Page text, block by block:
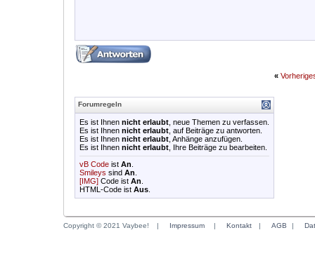
«
Forumregeln
Es ist Ihnen nicht erlaubt , neue Themen zu verfassen.
Es ist Ihnen nicht erlaubt , auf Beiträge zu antworten.
Es ist Ihnen nicht erlaubt , Anhänge anzufügen.
Es ist Ihnen nicht erlaubt , Ihre Beiträge zu bearbeiten.
vB Code ist An
Smileys sind An
[IMG] Code ist An
HTML-Code ist Aus
Copyright © 2021 Vaybee! | Impressum | Kontakt | AGB |